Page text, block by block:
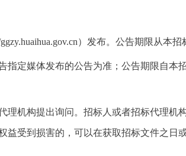
）发布。公告期限从本招
定媒体发布的公告为准；公告期限自本
机构提出询问。招标人或者招标代理机
益受到损害的，可以在获取招标文件之日